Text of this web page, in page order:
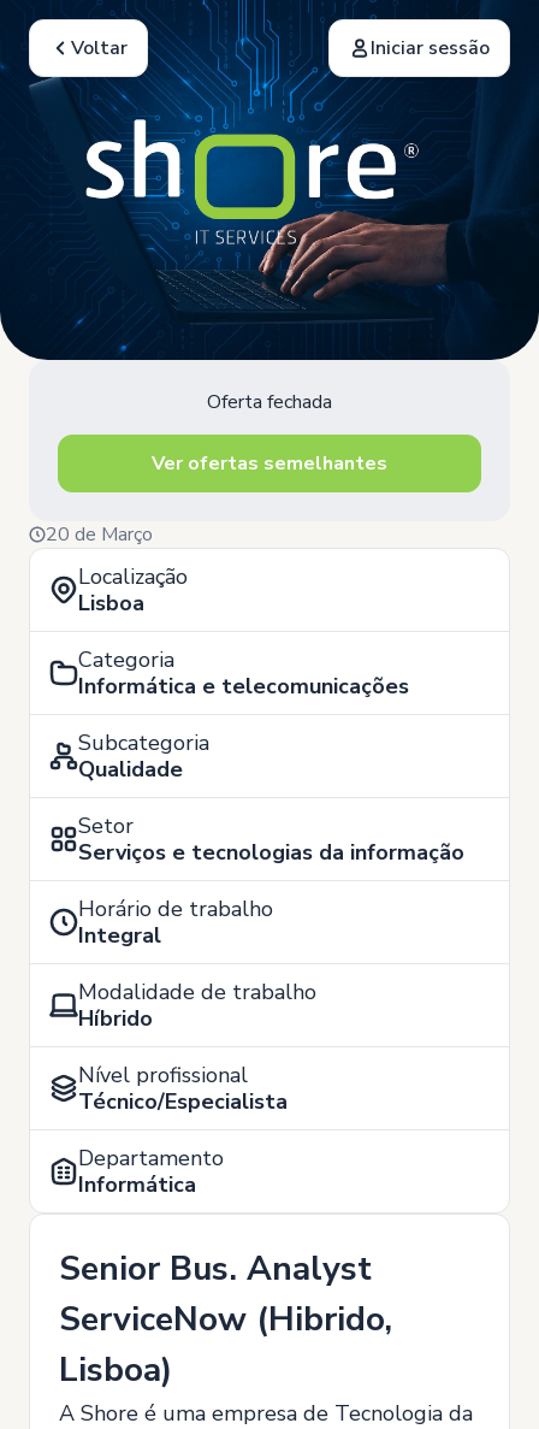
Voltar Iniciar sessão
Oferta fechada
Ver ofertas semelhantes
20 de Março
Localização
Lisboa
Categoria
Informática e telecomunicações
Subcategoria
Qualidade
Setor
Serviços e tecnologias da informação
Horário de trabalho
Integral
Modalidade de trabalho
Híbrido
Nível profissional
Técnico/Especialista
Departamento
Informática
Senior Bus. Analyst
ServiceNow (Hibrido,
Lisboa)
A Shore é uma empresa de Tecnologia da